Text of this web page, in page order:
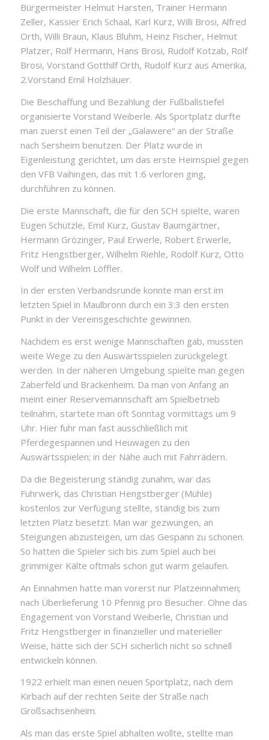
Bürgermeister Helmut Harsten, Trainer Hermann
Zeller, Kassier Erich Schaal, Karl Kurz, Willi Brosi, Alfred
Orth, Willi Braun, Klaus Bluhm, Heinz Fischer, Helmut
Platzer, Rolf Hermann, Hans Brosi, Rudolf Kotzab, Rolf
Brosi, Vorstand Gotthilf Orth, Rudolf Kurz aus Amerika,
2.Vorstand Emil Holzhäuer.
Die Beschaffung und Bezahlung der Fußballstiefel
organisierte Vorstand Weiberle. Als Sportplatz durfte
man zuerst einen Teil der „Galawere“ an der Straße
nach Sersheim benutzen. Der Platz wurde in
Eigenleistung gerichtet, um das erste Heimspiel gegen
den VFB Vaihingen, das mit 1:6 verloren ging,
durchführen zu können.
Die erste Mannschaft, die für den SCH spielte, waren
Eugen Schützle, Emil Kurz, Gustav Baumgärtner,
Hermann Grözinger, Paul Erwerle, Robert Erwerle,
Fritz Hengstberger, Wilhelm Riehle, Rodolf Kurz, Otto
Wolf und Wilhelm Löffler.
In der ersten Verbandsrunde konnte man erst im
letzten Spiel in Maulbronn durch ein 3:3 den ersten
Punkt in der Vereinsgeschichte gewinnen.
Nachdem es erst wenige Mannschaften gab, mussten
weite Wege zu den Auswärtsspielen zurückgelegt
werden. In der näheren Umgebung spielte man gegen
Zaberfeld und Brackenheim. Da man von Anfang an
meint einer Reservemannschaft am Spielbetrieb
teilnahm, startete man oft Sonntag vormittags um 9
Uhr. Hier fuhr man fast ausschließlich mit
Pferdegespannen und Heuwagen zu den
Auswärtsspielen; in der Nähe auch mit Fahrrädern.
Da die Begeisterung ständig zunahm, war das
Fuhrwerk, das Christian Hengstberger (Mühle)
kostenlos zur Verfügung stellte, ständig bis zum
letzten Platz besetzt. Man war gezwungen, an
Steigungen abzusteigen, um das Gespann zu schonen.
So hatten die Spieler sich bis zum Spiel auch bei
grimmiger Kälte oftmals schon gut warm gelaufen.
An Einnahmen hatte man vorerst nur Platzeinnahmen;
nach Überlieferung 10 Pfennig pro Besucher. Ohne das
Engagement von Vorstand Weiberle, Christian und
Fritz Hengstberger in finanzieller und materieller
Weise, hätte sich der SCH sicherlich nicht so schnell
entwickeln können.
1922 erhielt man einen neuen Sportplatz, nach dem
Kirbach auf der rechten Seite der Straße nach
Großsachsenheim.
Als man das erste Spiel abhalten wollte, stellte man